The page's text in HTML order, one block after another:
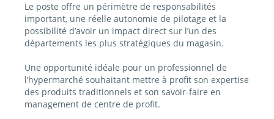
Le poste offre un périmètre de responsabilités
important, une réelle autonomie de pilotage et la
possibilité d’avoir un impact direct sur l’un des
départements les plus stratégiques du magasin.
Une opportunité idéale pour un professionnel de
l’hypermarché souhaitant mettre à profit son expertise
des produits traditionnels et son savoir-faire en
management de centre de profit.